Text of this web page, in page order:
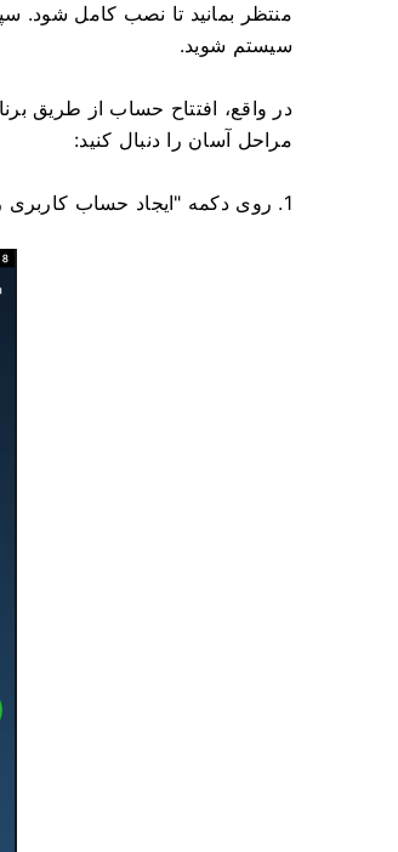
سیستم شوید.
در واقع، افتتاح حساب از طریق
مراحل آسان را دنبال کنید:
1. روی دکمه "ایجاد حساب کاربری رایگان" کلیک کنید